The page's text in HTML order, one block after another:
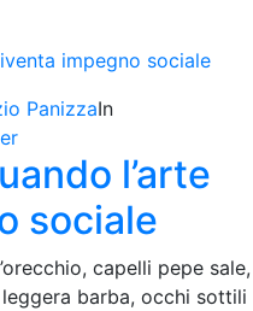
PanizzaIn
l’arte
sociale
capelli pepe sale,
barba, occhi sottili